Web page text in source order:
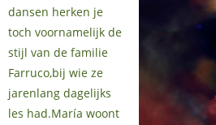
dansen herken je
toch voornamelijk de
stijl van de familie
Farruco,bij wie ze
jarenlang dagelijks
les had.María woont